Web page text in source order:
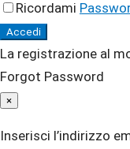
Ricordami
Accedi
La registrazione al
Forgot Password
×
Inserisci l’indirizzo